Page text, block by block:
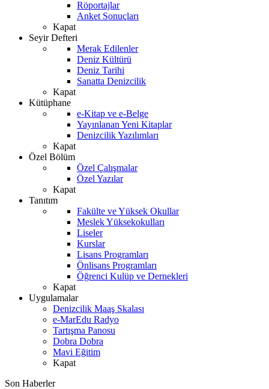
Röportajlar
Anket Sonuçları
Kapat
Seyir Defteri
Merak Edilenler
Deniz Kültürü
Deniz Tarihi
Sanatta Denizcilik
Kapat
Kütüphane
e-Kitap ve e-Belge
Yayınlanan Yeni Kitaplar
Denizcilik Yazılımları
Kapat
Özel Bölüm
Özel Çalışmalar
Özel Yazılar
Kapat
Tanıtım
Fakülte ve Yüksek Okullar
Meslek Yüksekokulları
Liseler
Kurslar
Lisans Programları
Önlisans Programları
Öğrenci Kulüp ve Dernekleri
Kapat
Uygulamalar
Denizcilik Maaş Skalası
e-MarEdu Radyo
Tartışma Panosu
Dobra Dobra
Mavi Eğitim
Kapat
Son Haberler